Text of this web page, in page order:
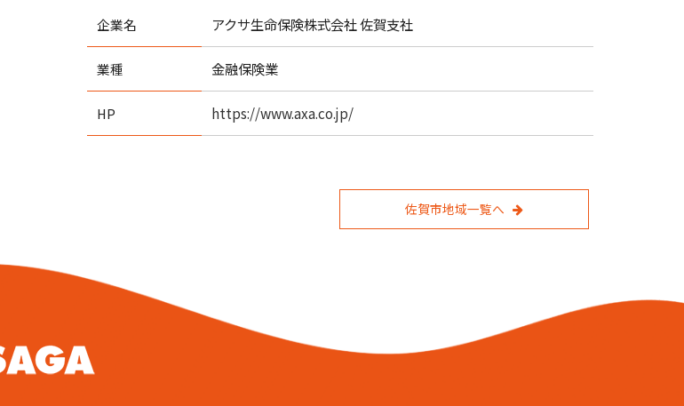
企業名 アクサ生命保険株式会社 佐賀支社
業種 金融保険業
HP https://www.axa.co.jp/
佐賀市地域一覧へ